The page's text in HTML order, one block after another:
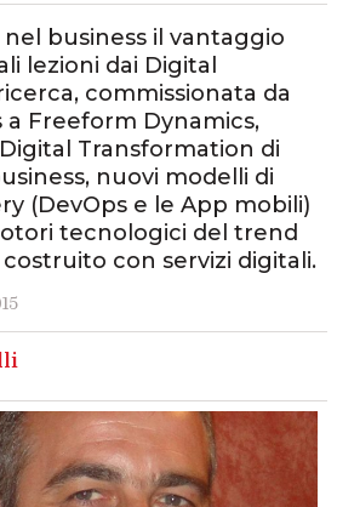
business il vantaggio
lezioni dai Digital
commissionata da
a Freeform Dynamics,
Transformation di
nuovi modelli di
(DevOps e le App mobili)
tecnologici del trend
con servizi digitali.